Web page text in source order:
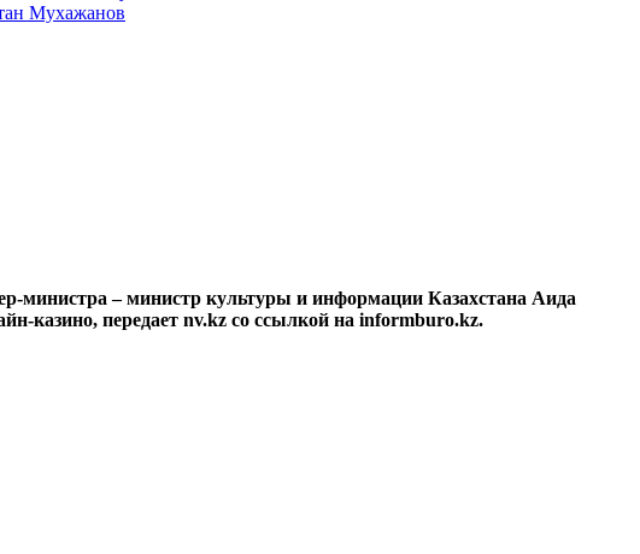
Мухажанов
министра – министр культуры и информации Казахстана Аида
казино, передает nv.kz со ссылкой на informburo.kz.